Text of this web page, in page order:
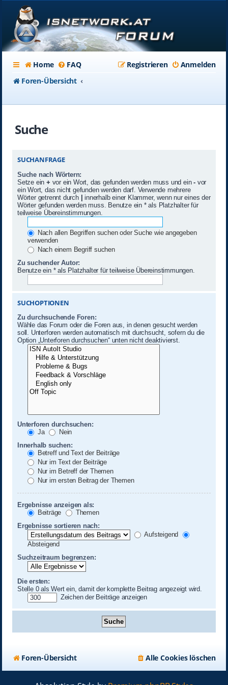
Home FAQ Anmelden
Registrieren
Foren-Übersicht
Suche
SUCHANFRAGE
Suche nach Wörtern:
Setze ein + vor ein Wort, das gefunden werden muss und ein-vor
ein Wort, das nicht gefunden werden darf. Verwende mehrere
Wörter getrennt durch | innerhalb einer Klammer, wenn nur eines der
Wörter gefunden werden muss. Benutze ein * als Platzhalter für
teilweise Übereinstimmungen.
Nach allen Begriffen suchen oder Suche wie angegeben
verwenden
Nach einem Begriff suchen
Zu suchender Autor:
Benutze ein * als Platzhalter für teilweise Übereinstimmungen.
SUCHOPTIONEN
Zu durchsuchende Foren:
Wähle das Forum oder die Foren aus, in denen gesucht werden
soll. Unterforen werden automatisch mit durchsucht, sofern du die
Option „Unterforen durchsuchen“ unten nicht deaktivierst.
Unterforen durchsuchen:
Ja
Nein
Innerhalb suchen:
Betreff und Text der Beiträge
Nur im Text der Beiträge
Nur im Betreff der Themen
Nur im ersten Beitrag der Themen
Ergebnisse anzeigen als:
Beiträge
Themen
Ergebnisse sortieren nach:
Aufsteigend
Absteigend
Suchzeitraum begrenzen:
Die ersten:
Stelle 0 als Wert ein, damit der komplette Beitrag angezeigt wird.
Zeichen der Beiträge anzeigen
Foren-Übersicht Alle Cookies löschen